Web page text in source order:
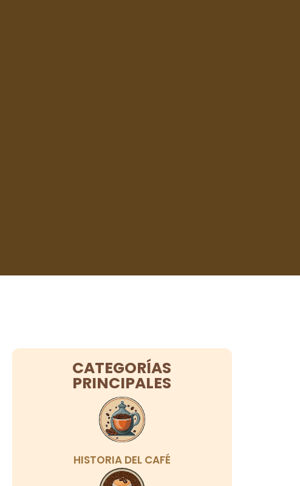
CATEGORÍAS
PRINCIPALES
HISTORIA DEL CAFÉ